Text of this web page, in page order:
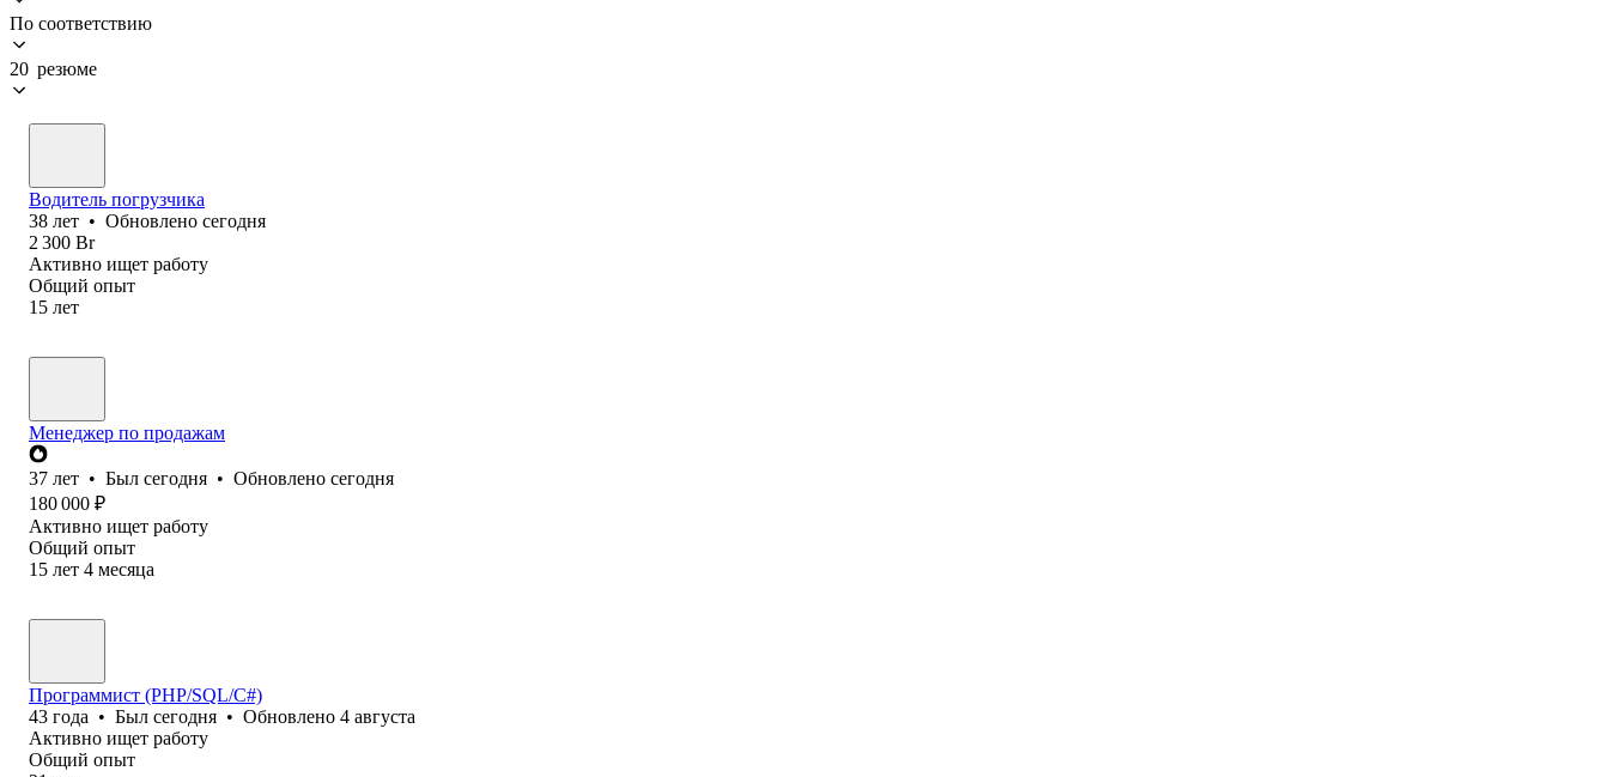
По соответствию
20 резюме
Водитель погрузчика
38 лет • Обновлено сегодня
2 300 Br
Активно ищет работу
Общий опыт
15 лет
Менеджер по продажам
37 лет • Был сегодня • Обновлено сегодня
180 000 ₽
Активно ищет работу
Общий опыт
15 лет 4 месяца
Программист (PHP/SQL/C#)
43 года • Был сегодня • Обновлено 4 августа
Активно ищет работу
Общий опыт